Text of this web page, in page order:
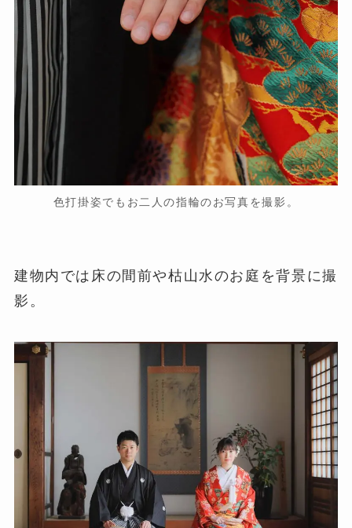
色打掛姿でもお二人の指輪のお写真を撮影。
建物内では床の間前や枯山水のお庭を背景に撮
影。